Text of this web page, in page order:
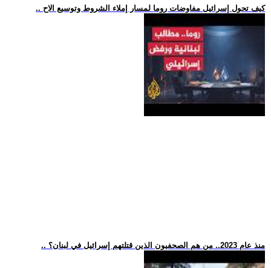
.. كيف تحول إسرائيل مفاوضات روما لمسار إملاء الشروط وتوسيع الاح
.. منذ عام 2023.. من هم الصحفيون الذين قتلتهم إسرائيل في لبنان؟